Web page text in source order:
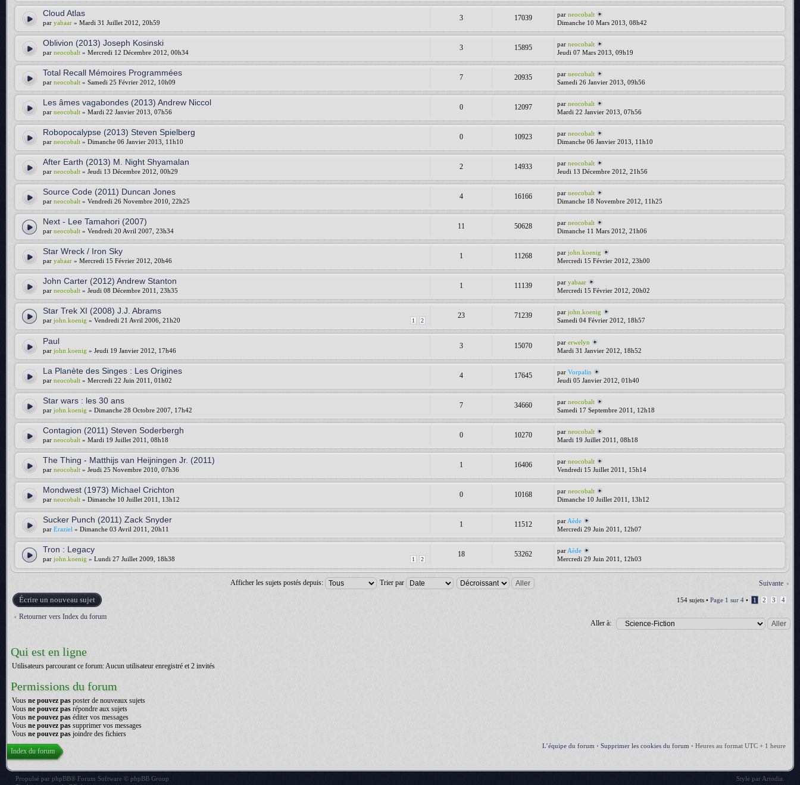
Cloud Atlas
par yabaar » Mardi 31 Juillet 2012, 20h59
3 17039 parneocobalt
Dimanche 10 Mars 2013, 08h42
Oblivion (2013) Joseph Kosinski
par neocobalt » Mercredi 12 Décembre 2012, 00h34
3 15895 parneocobalt
Jeudi 07 Mars 2013, 09h19
Total Recall Mémoires Programmées
par neocobalt » Samedi 25 Février 2012, 10h09
7 20935 parneocobalt
Samedi 26 Janvier 2013, 09h56
Les âmes vagabondes (2013) Andrew Niccol
par neocobalt » Mardi 22 Janvier 2013, 07h56
0 12097 parneocobalt
Mardi 22 Janvier 2013, 07h56
Robopocalypse (2013) Steven Spielberg
par neocobalt » Dimanche 06 Janvier 2013, 11h10
0 10923 parneocobalt
Dimanche 06 Janvier 2013, 11h10
After Earth (2013) M. Night Shyamalan
par neocobalt » Jeudi 13 Décembre 2012, 00h29
2 14933 parneocobalt
Jeudi 13 Décembre 2012, 21h56
Source Code (2011) Duncan Jones
par neocobalt » Vendredi 26 Novembre 2010, 22h25
4 16166 parneocobalt
Dimanche 18 Novembre 2012, 11h25
Next - Lee Tamahori (2007)
par neocobalt » Vendredi 20 Avril 2007, 23h34
11 50628 parneocobalt
Dimanche 11 Mars 2012, 21h06
Star Wreck / Iron Sky
par yabaar » Mercredi 15 Février 2012, 20h46
1 11268 parjohn.koenig
Mercredi 15 Février 2012, 23h00
John Carter (2012) Andrew Stanton
par neocobalt » Jeudi 08 Décembre 2011, 23h35
1 11139 paryabaar
Mercredi 15 Février 2012, 20h02
Star Trek XI (2008) J.J. Abrams
1 2
par john.koenig » Vendredi 21 Avril 2006, 21h20
23 71239 parjohn.koenig
Samedi 04 Février 2012, 18h57
Paul
par john.koenig » Jeudi 19 Janvier 2012, 17h46
3 15070 parerwelyn
Mardi 31 Janvier 2012, 18h52
La Planète des Singes : Les Origines
par neocobalt » Mercredi 22 Juin 2011, 01h02
4 17645 parVorpalin
Jeudi 05 Janvier 2012, 01h40
Star wars : les 30 ans
par john.koenig » Dimanche 28 Octobre 2007, 17h42
7 34660 parneocobalt
Samedi 17 Septembre 2011, 12h18
Contagion (2011) Steven Soderbergh
par neocobalt » Mardi 19 Juillet 2011, 08h18
0 10270 parneocobalt
Mardi 19 Juillet 2011, 08h18
The Thing - Matthijs van Heijningen Jr. (2011)
par neocobalt » Jeudi 25 Novembre 2010, 07h36
1 16406 parneocobalt
Vendredi 15 Juillet 2011, 15h14
Mondwest (1973) Michael Crichton
par neocobalt » Dimanche 10 Juillet 2011, 13h12
0 10168 parneocobalt
Dimanche 10 Juillet 2011, 13h12
Sucker Punch (2011) Zack Snyder
par Eraziel » Dimanche 03 Avril 2011, 20h11
1 11512 par Aède
Mercredi 29 Juin 2011, 12h07
Tron : Legacy
1 2
par john.koenig » Lundi 27 Juillet 2009, 18h38
18 53262 par Aède
Mercredi 29 Juin 2011, 12h03
Suivante
Afficher les sujets postés depuis: Trier par
Écrire un nouveau sujet 154 sujets • Page 1 sur 4 • 1 2 3 4
Retourner vers Index du forum
Aller à:
Qui est en ligne
Utilisateurs parcourant ce forum: Aucun utilisateur enregistré et 2 invités
Permissions du forum
Vous ne pouvez pas poster de nouveaux sujets
Vous ne pouvez pas répondre aux sujets
Vous ne pouvez pas éditer vos messages
Vous ne pouvez pas supprimer vos messages
Vous ne pouvez pas joindre des fichiers
L’équipe du forum • Supprimer les cookies du forum • Heures au format UTC + 1 heure
Index du forum
Propulsé par phpBB® Forum Software © phpBB Group
Style par Artodia